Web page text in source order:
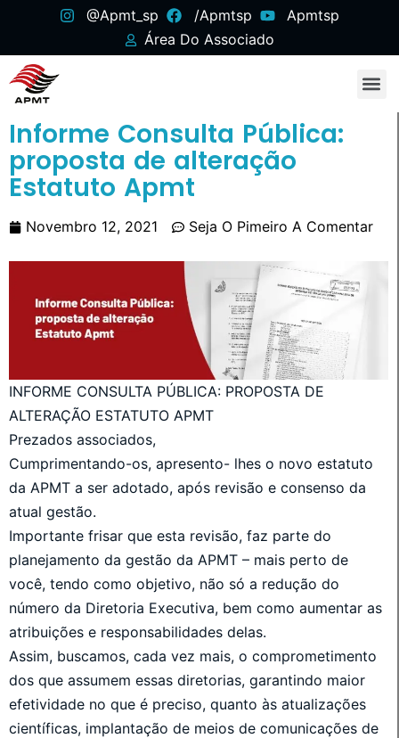
@apmt_sp /apmtsp
Apmtsp
Área Do Associado
Informe Consulta Pública:
proposta de alteração
Estatuto Apmt
Novembro 12, 2021 Seja O Pimeiro A Comentar
INFORME CONSULTA PÚBLICA: PROPOSTA DE
ALTERAÇÃO ESTATUTO APMT
Prezados associados,
Cumprimentando-os, apresento- lhes o novo estatuto
da APMT a ser adotado, após revisão e consenso da
atual gestão.
Importante frisar que esta revisão, faz parte do
planejamento da gestão da APMT – mais perto de
você, tendo como objetivo, não só a redução do
número da Diretoria Executiva, bem como aumentar as
atribuições e responsabilidades delas.
Assim, buscamos, cada vez mais, o comprometimento
dos que assumem essas diretorias, garantindo maior
efetividade no que é preciso, quanto às atualizações
científicas, implantação de meios de comunicações de